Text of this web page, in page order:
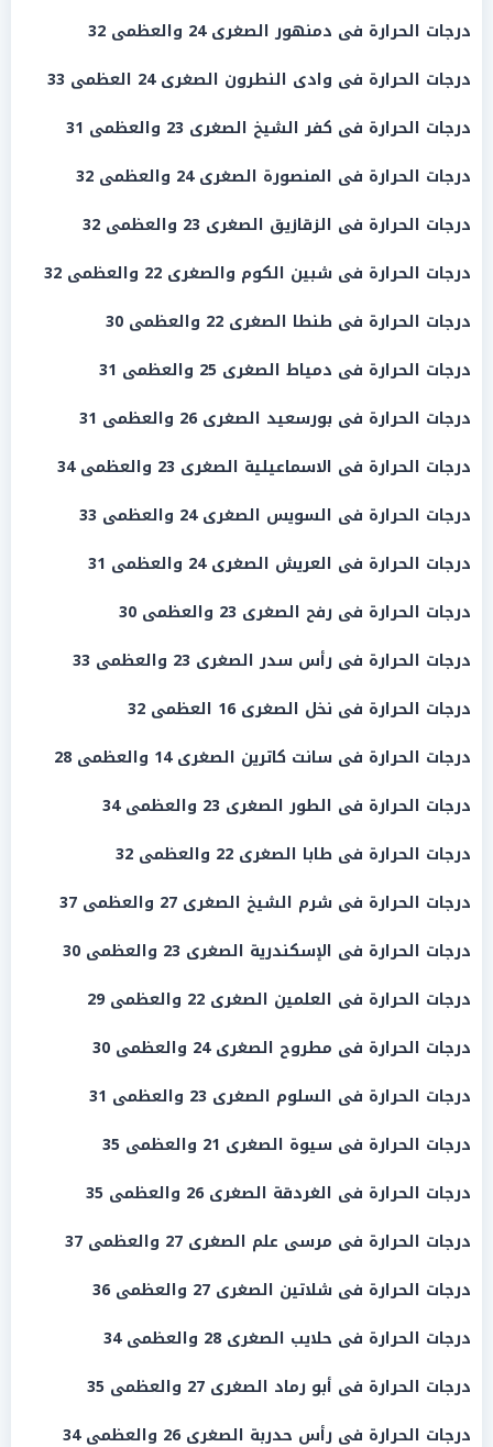
درجات الحرارة فى دمنهور الصغرى 24 والعظمى 32
درجات الحرارة فى وادى النطرون الصغرى 24 العظمى 33
درجات الحرارة فى كفر الشيخ الصغرى 23 والعظمى 31
درجات الحرارة فى المنصورة الصغرى 24 والعظمى 32
درجات الحرارة فى الزقازيق الصغرى 23 والعظمى 32
درجات الحرارة فى شبين الكوم والصغرى 22 والعظمى 32
درجات الحرارة فى طنطا الصغرى 22 والعظمى 30
درجات الحرارة فى دمياط الصغرى 25 والعظمى 31
درجات الحرارة فى بورسعيد الصغرى 26 والعظمى 31
درجات الحرارة فى الاسماعيلية الصغرى 23 والعظمى 34
درجات الحرارة فى السويس الصغرى 24 والعظمى 33
درجات الحرارة فى العريش الصغرى 24 والعظمى 31
درجات الحرارة فى رفح الصغرى 23 والعظمى 30
درجات الحرارة فى رأس سدر الصغرى 23 والعظمى 33
درجات الحرارة فى نخل الصغرى 16 العظمى 32
درجات الحرارة فى سانت كاترين الصغرى 14 والعظمى 28
درجات الحرارة فى الطور الصغرى 23 والعظمى 34
درجات الحرارة فى طابا الصغرى 22 والعظمى 32
درجات الحرارة فى شرم الشيخ الصغرى 27 والعظمى 37
درجات الحرارة فى الإسكندرية الصغرى 23 والعظمى 30
درجات الحرارة فى العلمين الصغرى 22 والعظمى 29
درجات الحرارة فى مطروح الصغرى 24 والعظمى 30
درجات الحرارة فى السلوم الصغرى 23 والعظمى 31
درجات الحرارة فى سيوة الصغرى 21 والعظمى 35
درجات الحرارة فى الغردقة الصغرى 26 والعظمى 35
درجات الحرارة فى مرسى علم الصغرى 27 والعظمى 37
درجات الحرارة فى شلاتين الصغرى 27 والعظمى 36
درجات الحرارة فى حلايب الصغرى 28 والعظمى 34
درجات الحرارة فى أبو رماد الصغرى 27 والعظمى 35
درجات الحرارة فى رأس حدربة الصغرى 26 والعظمى 34